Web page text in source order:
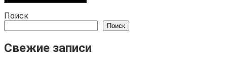
Поиск
Поиск
Свежие записи